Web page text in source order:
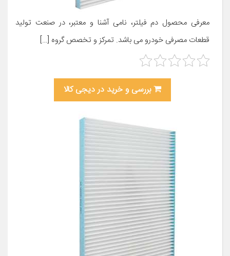
معرفی محصول دم فیلتر، نامی آشنا و معتبر، در صنعت تولید
قطعات مصرفی خودرو می باشد. تمرکز و تخصص گروه […]
بررسی و خرید در دیجی کالا